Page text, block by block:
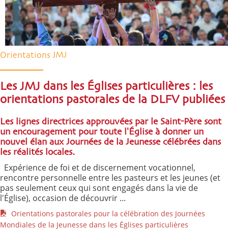
Orientations JMJ
Les JMJ dans les Églises particulières : les
orientations pastorales de la DLFV publiées
Les lignes directrices approuvées par le Saint-Père sont
un encouragement pour toute l'Église à donner un
nouvel élan aux Journées de la Jeunesse célébrées dans
les réalités locales.
Expérience de foi et de discernement vocationnel,
rencontre personnelle entre les pasteurs et les jeunes (et
pas seulement ceux qui sont engagés dans la vie de
l'Église), occasion de découvrir ...
Orientations pastorales pour la célébration des Journées
Mondiales de la Jeunesse dans les Églises particulières